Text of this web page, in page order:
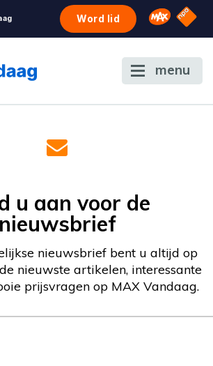
Word lid Omroep
NPO
menu
u aan voor de
nieuwsbrief
nieuwsbrief bent u altijd op
nieuwste artikelen, interessante
prijsvragen op MAX Vandaag.